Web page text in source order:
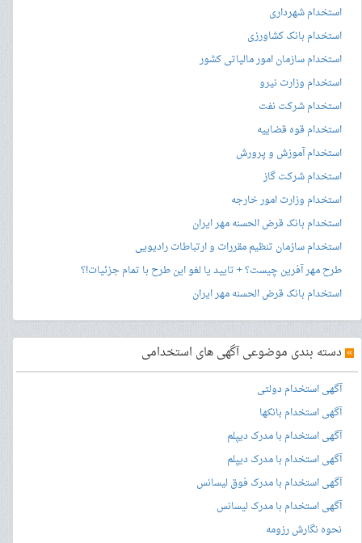
استخدام شهرداری
استخدام بانک کشاورزی
استخدام سازمان امور مالیاتی کشور
استخدام وزارت نیرو
استخدام شرکت نفت
استخدام قوه قضاییه
استخدام آموزش و پرورش
استخدام شرکت گاز
استخدام وزارت امور خارجه
استخدام بانک قرض الحسنه مهر ایران
استخدام سازمان تنظیم مقررات و ارتباطات رادیویی
طرح مهر آفرین چیست؟ + تایید یا لغو این طرح با تمام جزئیات!؟
استخدام بانک قرض الحسنه مهر ایران
» دسته بندی موضوعی آگهی های استخدامی
آگهی استخدام دولتی
آگهی استخدام بانکها
آگهی استخدام با مدرک دیپلم
آگهی استخدام با مدرک دیپلم
آگهی استخدام با مدرک فوق لیسانس
آگهی استخدام با مدرک لیسانس
نحوه نگارش رزومه